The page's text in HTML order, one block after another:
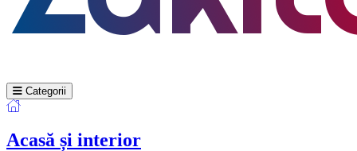
Categorii
Acasă și interior